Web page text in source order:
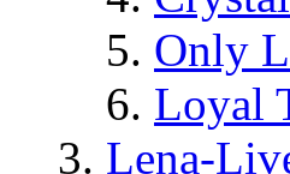
Only
Loyal
Lena-